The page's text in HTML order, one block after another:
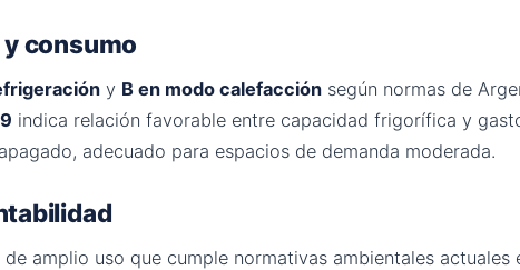
consumo
y B en modo calefacción según normas de
indica relación favorable entre capacidad frigorífica y
adecuado para espacios de demanda moderada.
amplio uso que cumple normativas ambientales